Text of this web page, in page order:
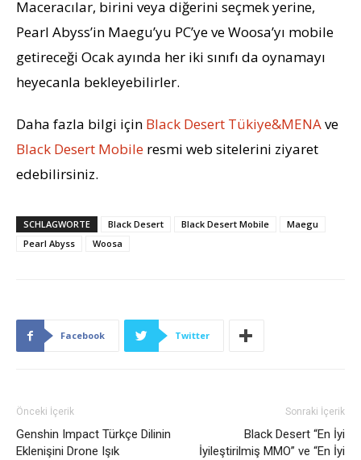
Maceracılar, birini veya diğerini seçmek yerine,
Pearl Abyss’in Maegu’yu PC’ye ve Woosa’yı mobile
getireceği Ocak ayında her iki sınıfı da oynamayı
heyecanla bekleyebilirler.
Daha fazla bilgi için Black Desert Tükiye&MENAve
Black Desert Mobile resmi web sitelerini ziyaret
edebilirsiniz.
SCHLAGWORTE Black Desert Black Desert Mobile
Maegu
Pearl Abyss
Woosa
Facebook Twitter
Önceki İçerik
Genshin Impact Türkçe Dilinin
Eklenişini Drone Işık
Sonraki İçerik
Black Desert “En İyi
İyileştirilmiş MMO” ve “En İyi